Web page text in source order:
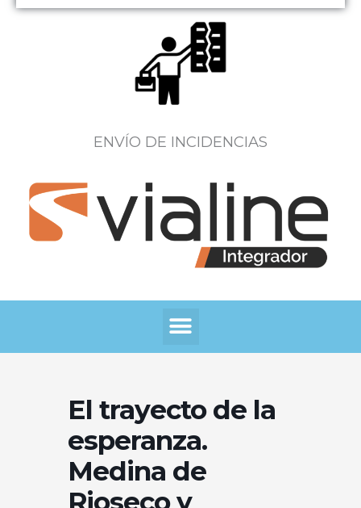
ENVÍO DE INCIDENCIAS
Menú
El trayecto de la
esperanza.
Medina de
Rioseco y